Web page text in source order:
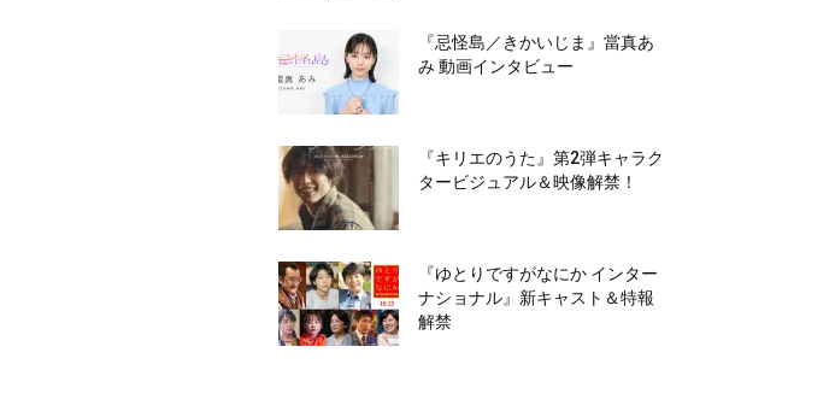
『忌怪島／きかいじま』當真あ
み 動画インタビュー
『キリエのうた』第2弾キャラク
タービジュアル＆映像解禁！
『ゆとりですがなにか インター
ナショナル』新キャスト＆特報
解禁